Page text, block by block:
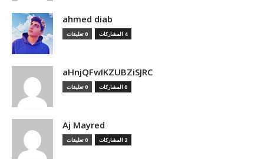
ahmed diab
4 المشاركات 0 تعليقات
aHnjQFwIKZUBZiSJRC
0 المشاركات 0 تعليقات
Aj Mayred
2 المشاركات 0 تعليقات